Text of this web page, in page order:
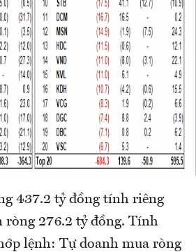
437.2 tỷ đồng tính riêng
ròng 276.2 tỷ đồng. Tính
lệnh: Tự doanh mua ròng